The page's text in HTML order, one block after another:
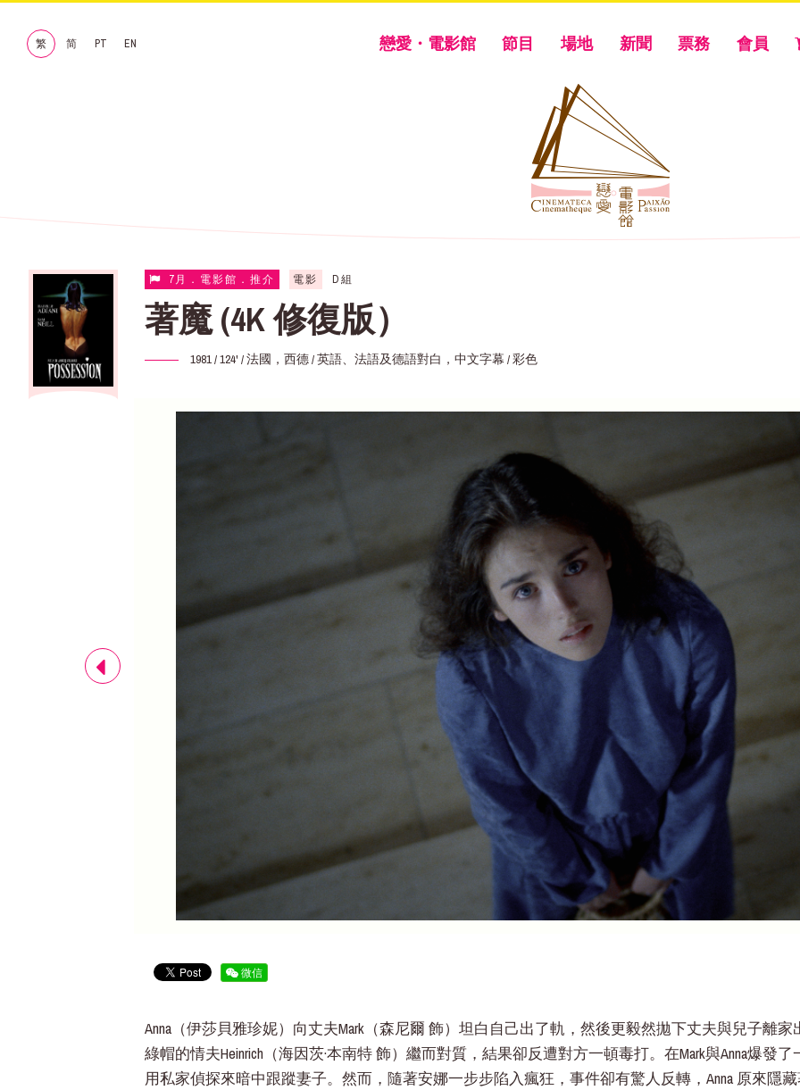
繁 简 PT EN 戀愛・電影館 節目 場地 新聞 票務 會員
7月．電影館．推介 電影 D組
著魔 (4K 修復版）
1981 / 124' / 法國，西德 / 英語、法語及德語對白，中文字幕 / 彩色
微信
Anna（伊莎貝雅珍妮）向丈夫Mark（森尼爾 飾）坦白自己出了軌，然後更毅然拋下丈夫與兒子離
綠帽的情夫Heinrich（海因茨·本南特 飾）繼而對質，結果卻反遭對方一頓毒打。在Mark與Anna爆發
用私家偵探來暗中跟蹤妻子。然而，隨著安娜一步步陷入瘋狂，事件卻有驚人反轉，Anna 原來隱